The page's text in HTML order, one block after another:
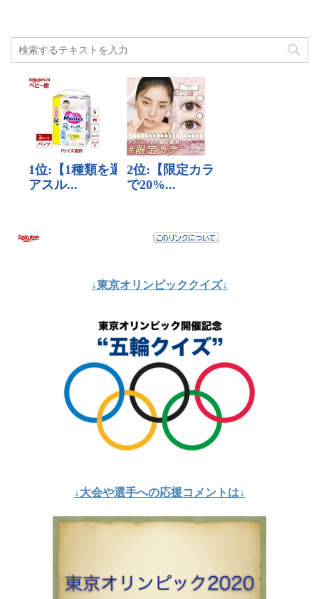
↓東京オリンピッククイズ↓
↓大会や選手への応援コメントは↓